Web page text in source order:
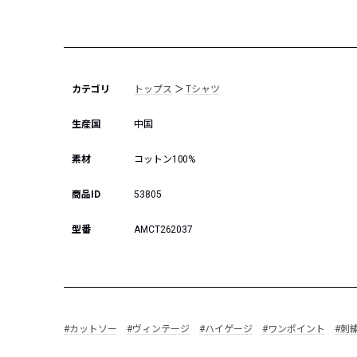
カテゴリ トップス ＞Tシャツ
生産国 中国
素材 コットン100%
商品ID 53805
型番 AMCT262037
#カットソー #ヴィンテージ #ハイゲージ #ワンポイント #刺